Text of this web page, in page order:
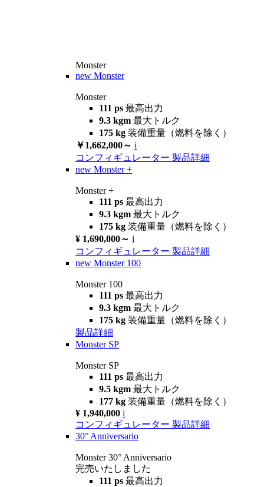
Monster
new Monster
Monster
111 ps 最高出力
9.3 kgm 最大トルク
175 kg 装備重量（燃料を除く）
￥1,662,000～ i
コンフィギュレーター 製品詳細
new Monster +
Monster +
111 ps 最高出力
9.3 kgm 最大トルク
175 kg 装備重量（燃料を除く）
¥ 1,690,000～ i
コンフィギュレーター 製品詳細
new Monster 100
Monster 100
111 ps 最高出力
9.3 kgm 最大トルク
175 kg 装備重量（燃料を除く）
製品詳細
Monster SP
Monster SP
111 ps 最高出力
9.5 kgm 最大トルク
177 kg 装備重量（燃料を除く）
¥ 1,940,000 i
コンフィギュレーター 製品詳細
30° Anniversario
Monster 30° Anniversario
完売いたしました
111 ps 最高出力